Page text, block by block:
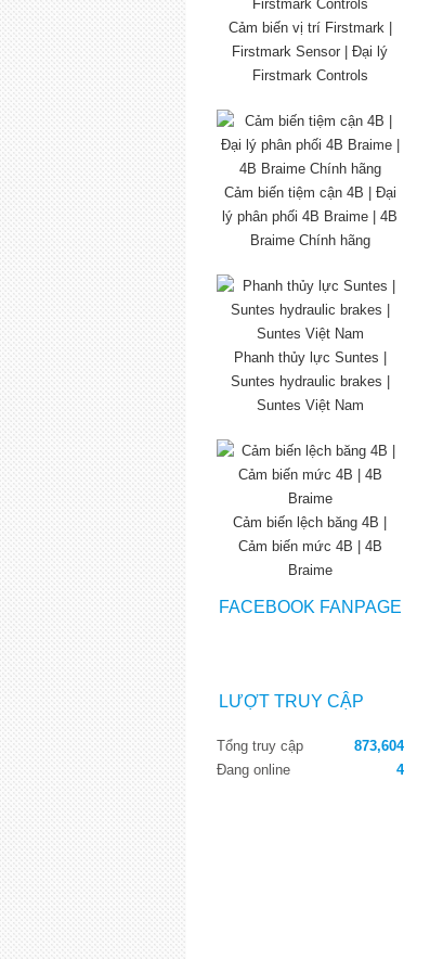
Cảm biến vị trí Firstmark |
Firstmark Sensor | Đại lý
Firstmark Controls
Cảm biến tiệm cận 4B | Đại
lý phân phối 4B Braime | 4B
Braime Chính hãng
Phanh thủy lực Suntes |
Suntes hydraulic brakes |
Suntes Việt Nam
Cảm biến lệch băng 4B |
Cảm biến mức 4B | 4B
Braime
FACEBOOK FANPAGE
LƯỢT TRUY CẬP
Tổng truy cập
873,604
Đang online
4